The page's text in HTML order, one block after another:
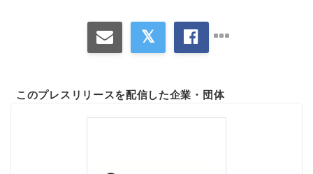
このプレスリリースを配信した企業・団体